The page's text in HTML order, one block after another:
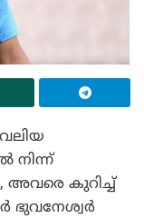
നിന്ന്
അവരെ കുറിച്ച്
ഭുവനേശ്വർ